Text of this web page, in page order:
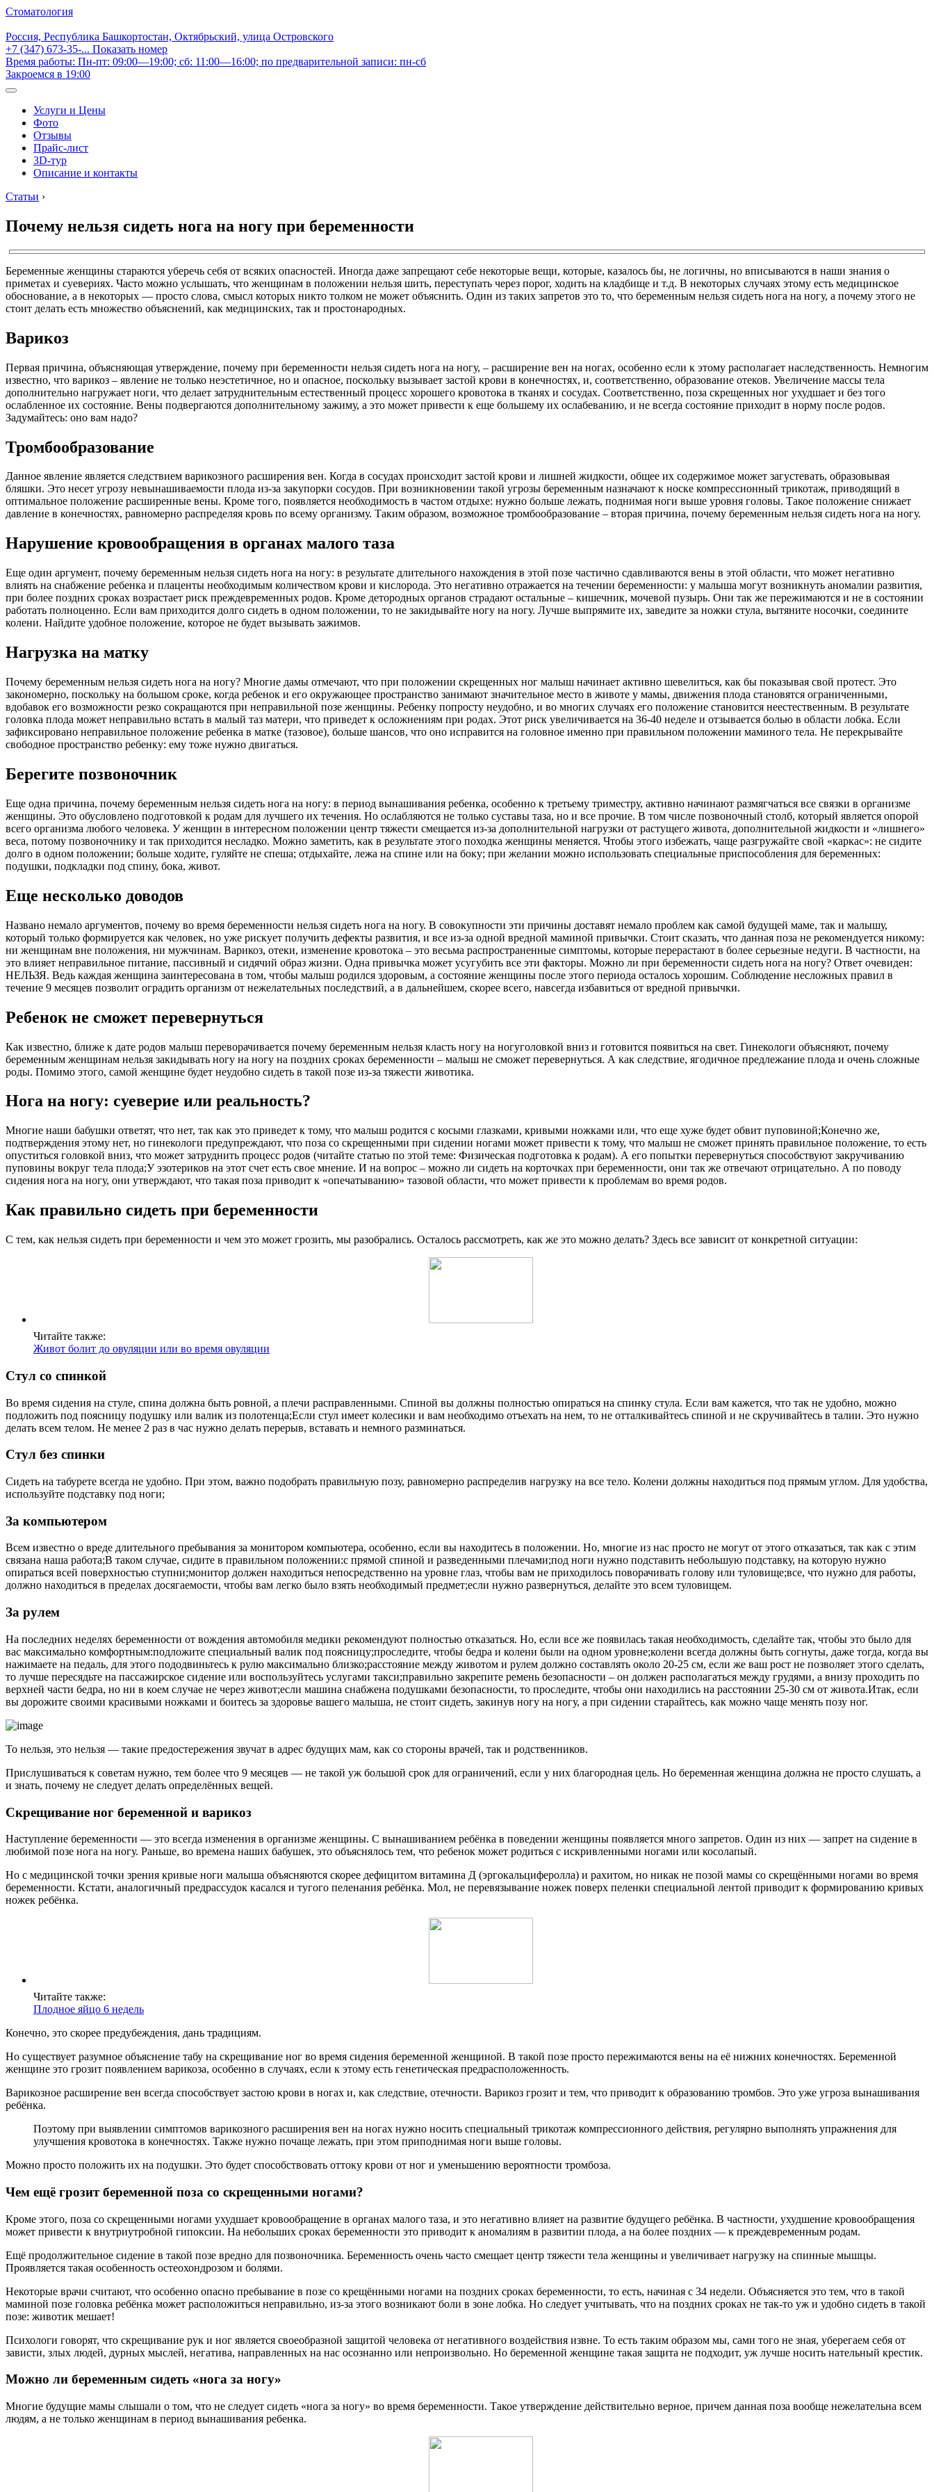
Стоматология
Россия, Республика Башкортостан, Октябрьский, улица Островского
+7 (347) 673-35-... Показать номер
Время работы: Пн-пт: 09:00—19:00; сб: 11:00—16:00; по предварительной записи: пн-сб
Закроемся в 19:00
Услуги и Цены
Фото
Отзывы
Прайс-лист
3D-тур
Описание и контакты
Статьи ›
Почему нельзя сидеть нога на ногу при беременности
Беременные женщины стараются уберечь себя от всяких опасностей. Иногда даже запрещают себе некоторые вещи, которые, казалось бы, не логичны, но вписываются в наши знания о
приметах и суевериях. Часто можно услышать, что женщинам в положении нельзя шить, переступать через порог, ходить на кладбище и т.д. В некоторых случаях этому есть медицинское
обоснование, а в некоторых — просто слова, смысл которых никто толком не может объяснить. Один из таких запретов это то, что беременным нельзя сидеть нога на ногу, а почему этого не
стоит делать есть множество объяснений, как медицинских, так и простонародных.
Варикоз
Первая причина, объясняющая утверждение, почему при беременности нельзя сидеть нога на ногу, – расширение вен на ногах, особенно если к этому располагает наследственность. Немногим
известно, что варикоз – явление не только неэстетичное, но и опасное, поскольку вызывает застой крови в конечностях, и, соответственно, образование отеков. Увеличение массы тела
дополнительно нагружает ноги, что делает затруднительным естественный процесс хорошего кровотока в тканях и сосудах. Соответственно, поза скрещенных ног ухудшает и без того
ослабленное их состояние. Вены подвергаются дополнительному зажиму, а это может привести к еще большему их ослабеванию, и не всегда состояние приходит в норму после родов.
Задумайтесь: оно вам надо?
Тромбообразование
Данное явление является следствием варикозного расширения вен. Когда в сосудах происходит застой крови и лишней жидкости, общее их содержимое может загустевать, образовывая
бляшки. Это несет угрозу невынашиваемости плода из-за закупорки сосудов. При возникновении такой угрозы беременным назначают к носке компрессионный трикотаж, приводящий в
оптимальное положение расширенные вены. Кроме того, появляется необходимость в частом отдыхе: нужно больше лежать, поднимая ноги выше уровня головы. Такое положение снижает
давление в конечностях, равномерно распределяя кровь по всему организму. Таким образом, возможное тромбообразование – вторая причина, почему беременным нельзя сидеть нога на ногу.
Нарушение кровообращения в органах малого таза
Еще один аргумент, почему беременным нельзя сидеть нога на ногу: в результате длительного нахождения в этой позе частично сдавливаются вены в этой области, что может негативно
влиять на снабжение ребенка и плаценты необходимым количеством крови и кислорода. Это негативно отражается на течении беременности: у малыша могут возникнуть аномалии развития,
при более поздних сроках возрастает риск преждевременных родов. Кроме детородных органов страдают остальные ‒ кишечник, мочевой пузырь. Они так же пережимаются и не в состоянии
работать полноценно. Если вам приходится долго сидеть в одном положении, то не закидывайте ногу на ногу. Лучше выпрямите их, заведите за ножки стула, вытяните носочки, соедините
колени. Найдите удобное положение, которое не будет вызывать зажимов.
Нагрузка на матку
Почему беременным нельзя сидеть нога на ногу? Многие дамы отмечают, что при положении скрещенных ног малыш начинает активно шевелиться, как бы показывая свой протест. Это
закономерно, поскольку на большом сроке, когда ребенок и его окружающее пространство занимают значительное место в животе у мамы, движения плода становятся ограниченными,
вдобавок его возможности резко сокращаются при неправильной позе женщины. Ребенку попросту неудобно, и во многих случаях его положение становится неестественным. В результате
головка плода может неправильно встать в малый таз матери, что приведет к осложнениям при родах. Этот риск увеличивается на 36-40 неделе и отзывается болью в области лобка. Если
зафиксировано неправильное положение ребенка в матке (тазовое), больше шансов, что оно исправится на головное именно при правильном положении маминого тела. Не перекрывайте
свободное пространство ребенку: ему тоже нужно двигаться.
Берегите позвоночник
Еще одна причина, почему беременным нельзя сидеть нога на ногу: в период вынашивания ребенка, особенно к третьему триместру, активно начинают размягчаться все связки в организме
женщины. Это обусловлено подготовкой к родам для лучшего их течения. Но ослабляются не только суставы таза, но и все прочие. В том числе позвоночный столб, который является опорой
всего организма любого человека. У женщин в интересном положении центр тяжести смещается из-за дополнительной нагрузки от растущего живота, дополнительной жидкости и «лишнего»
веса, потому позвоночнику и так приходится несладко. Можно заметить, как в результате этого походка женщины меняется. Чтобы этого избежать, чаще разгружайте свой «каркас»: не сидите
долго в одном положении; больше ходите, гуляйте не спеша; отдыхайте, лежа на спине или на боку; при желании можно использовать специальные приспособления для беременных:
подушки, подкладки под спину, бока, живот.
Еще несколько доводов
Названо немало аргументов, почему во время беременности нельзя сидеть нога на ногу. В совокупности эти причины доставят немало проблем как самой будущей маме, так и малышу,
который только формируется как человек, но уже рискует получить дефекты развития, и все из-за одной вредной маминой привычки. Стоит сказать, что данная поза не рекомендуется никому:
ни женщинам вне положения, ни мужчинам. Варикоз, отеки, изменение кровотока – это весьма распространенные симптомы, которые перерастают в более серьезные недуги. В частности, на
это влияет неправильное питание, пассивный и сидячий образ жизни. Одна привычка может усугубить все эти факторы. Можно ли при беременности сидеть нога на ногу? Ответ очевиден:
НЕЛЬЗЯ. Ведь каждая женщина заинтересована в том, чтобы малыш родился здоровым, а состояние женщины после этого периода осталось хорошим. Соблюдение несложных правил в
течение 9 месяцев позволит оградить организм от нежелательных последствий, а в дальнейшем, скорее всего, навсегда избавиться от вредной привычки.
Ребенок не сможет перевернуться
Как известно, ближе к дате родов малыш переворачивается почему беременным нельзя класть ногу на ногуголовкой вниз и готовится появиться на свет. Гинекологи объясняют, почему
беременным женщинам нельзя закидывать ногу на ногу на поздних сроках беременности – малыш не сможет перевернуться. А как следствие, ягодичное предлежание плода и очень сложные
роды. Помимо этого, самой женщине будет неудобно сидеть в такой позе из-за тяжести животика.
Нога на ногу: суеверие или реальность?
Многие наши бабушки ответят, что нет, так как это приведет к тому, что малыш родится с косыми глазками, кривыми ножками или, что еще хуже будет обвит пуповиной;Конечно же,
подтверждения этому нет, но гинекологи предупреждают, что поза со скрещенными при сидении ногами может привести к тому, что малыш не сможет принять правильное положение, то есть
опуститься головкой вниз, что может затруднить процесс родов (читайте статью по этой теме: Физическая подготовка к родам). А его попытки перевернуться способствуют закручиванию
пуповины вокруг тела плода;У эзотериков на этот счет есть свое мнение. И на вопрос – можно ли сидеть на корточках при беременности, они так же отвечают отрицательно. А по поводу
сидения нога на ногу, они утверждают, что такая поза приводит к «опечатыванию» тазовой области, что может привести к проблемам во время родов.
Как правильно сидеть при беременности
С тем, как нельзя сидеть при беременности и чем это может грозить, мы разобрались. Осталось рассмотреть, как же это можно делать? Здесь все зависит от конкретной ситуации:
Читайте также:
Живот болит до овуляции или во время овуляции
Стул со спинкой
Во время сидения на стуле, спина должна быть ровной, а плечи расправленными. Спиной вы должны полностью опираться на спинку стула. Если вам кажется, что так не удобно, можно
подложить под поясницу подушку или валик из полотенца;Если стул имеет колесики и вам необходимо отъехать на нем, то не отталкивайтесь спиной и не скручивайтесь в талии. Это нужно
делать всем телом. Не менее 2 раз в час нужно делать перерыв, вставать и немного разминаться.
Стул без спинки
Сидеть на табурете всегда не удобно. При этом, важно подобрать правильную позу, равномерно распределив нагрузку на все тело. Колени должны находиться под прямым углом. Для удобства,
используйте подставку под ноги;
За компьютером
Всем известно о вреде длительного пребывания за монитором компьютера, особенно, если вы находитесь в положении. Но, многие из нас просто не могут от этого отказаться, так как с этим
связана наша работа;В таком случае, сидите в правильном положении:с прямой спиной и разведенными плечами;под ноги нужно подставить небольшую подставку, на которую нужно
опираться всей поверхностью ступни;монитор должен находиться непосредственно на уровне глаз, чтобы вам не приходилось поворачивать голову или туловище;все, что нужно для работы,
должно находиться в пределах досягаемости, чтобы вам легко было взять необходимый предмет;если нужно развернуться, делайте это всем туловищем.
За рулем
На последних неделях беременности от вождения автомобиля медики рекомендуют полностью отказаться. Но, если все же появилась такая необходимость, сделайте так, чтобы это было для
вас максимально комфортным:подложите специальный валик под поясницу;проследите, чтобы бедра и колени были на одном уровне;колени всегда должны быть согнуты, даже тогда, когда вы
нажимаете на педаль, для этого пододвиньтесь к рулю максимально близко;расстояние между животом и рулем должно составлять около 20-25 см, если же ваш рост не позволяет этого сделать,
то лучше пересядьте на пассажирское сидение или воспользуйтесь услугами такси;правильно закрепите ремень безопасности – он должен располагаться между грудями, а внизу проходить по
верхней части бедра, но ни в коем случае не через живот;если машина снабжена подушками безопасности, то проследите, чтобы они находились на расстоянии 25-30 см от живота.Итак, если
вы дорожите своими красивыми ножками и боитесь за здоровье вашего малыша, не стоит сидеть, закинув ногу на ногу, а при сидении старайтесь, как можно чаще менять позу ног.
То нельзя, это нельзя — такие предостережения звучат в адрес будущих мам, как со стороны врачей, так и родственников.
Прислушиваться к советам нужно, тем более что 9 месяцев — не такой уж большой срок для ограничений, если у них благородная цель. Но беременная женщина должна не просто слушать, а
и знать, почему не следует делать определённых вещей.
Скрещивание ног беременной и варикоз
Наступление беременности — это всегда изменения в организме женщины. С вынашиванием ребёнка в поведении женщины появляется много запретов. Один из них — запрет на сидение в
любимой позе нога на ногу. Раньше, во времена наших бабушек, это объяснялось тем, что ребенок может родиться с искривленными ногами или косолапый.
Но с медицинской точки зрения кривые ноги малыша объясняются скорее дефицитом витамина Д (эргокальциферолла) и рахитом, но никак не позой мамы со скрещёнными ногами во время
беременности. Кстати, аналогичный предрассудок касался и тугого пеленания ребёнка. Мол, не перевязывание ножек поверх пеленки специальной лентой приводит к формированию кривых
ножек ребёнка.
Читайте также:
Плодное яйцо 6 недель
Конечно, это скорее предубеждения, дань традициям.
Но существует разумное объяснение табу на скрещивание ног во время сидения беременной женщиной. В такой позе просто пережимаются вены на её нижних конечностях. Беременной
женщине это грозит появлением варикоза, особенно в случаях, если к этому есть генетическая предрасположенность.
Варикозное расширение вен всегда способствует застою крови в ногах и, как следствие, отечности. Варикоз грозит и тем, что приводит к образованию тромбов. Это уже угроза вынашивания
ребёнка.
Поэтому при выявлении симптомов варикозного расширения вен на ногах нужно носить специальный трикотаж компрессионного действия, регулярно выполнять упражнения для
улучшения кровотока в конечностях. Также нужно почаще лежать, при этом приподнимая ноги выше головы.
Можно просто положить их на подушки. Это будет способствовать оттоку крови от ног и уменьшению вероятности тромбоза.
Чем ещё грозит беременной поза со скрещенными ногами?
Кроме этого, поза со скрещенными ногами ухудшает кровообращение в органах малого таза, и это негативно влияет на развитие будущего ребёнка. В частности, ухудшение кровообращения
может привести к внутриутробной гипоксии. На небольших сроках беременности это приводит к аномалиям в развитии плода, а на более поздних — к преждевременным родам.
Ещё продолжительное сидение в такой позе вредно для позвоночника. Беременность очень часто смещает центр тяжести тела женщины и увеличивает нагрузку на спинные мышцы.
Проявляется такая особенность остеохондрозом и болями.
Некоторые врачи считают, что особенно опасно пребывание в позе со крещёнными ногами на поздних сроках беременности, то есть, начиная с 34 недели. Объясняется это тем, что в такой
маминой позе головка ребёнка может расположиться неправильно, из-за этого возникают боли в зоне лобка. Но следует учитывать, что на поздних сроках не так-то уж и удобно сидеть в такой
позе: животик мешает!
Психологи говорят, что скрещивание рук и ног является своеобразной защитой человека от негативного воздействия извне. То есть таким образом мы, сами того не зная, уберегаем себя от
зависти, злых людей, дурных мыслей, негатива, направленных на нас осознанно или непроизвольно. Но беременной женщине такая защита не подходит, уж лучше носить нательный крестик.
Можно ли беременным сидеть «нога за ногу»
Многие будущие мамы слышали о том, что не следует сидеть «нога за ногу» во время беременности. Такое утверждение действительно верное, причем данная поза вообще нежелательна всем
людям, а не только женщинам в период вынашивания ребенка.